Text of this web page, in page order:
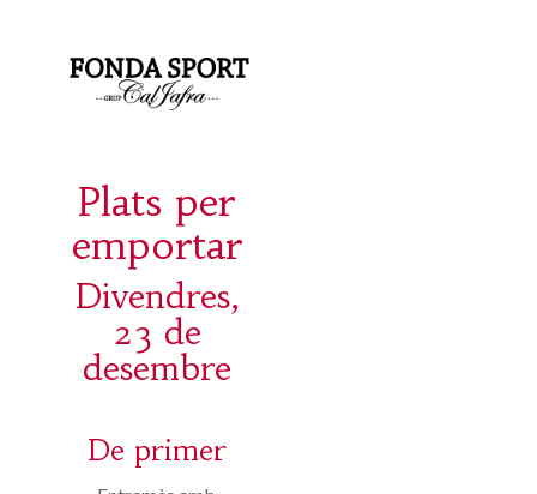
Plats per
emportar
Divendres,
23 de
desembre
De primer